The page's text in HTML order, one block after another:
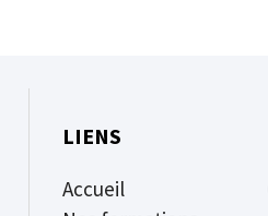
LIENS
Accueil